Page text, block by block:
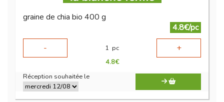
graine de chia bio 400 g
4.8€/pc
-
1 pc +
4.8€
Réception souhaitée le